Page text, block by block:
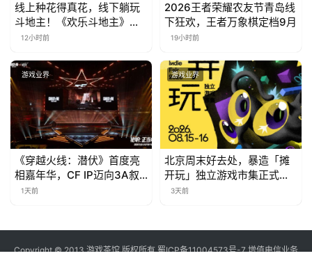
线上种花得真花，线下躺玩
斗地主！《欢乐斗地主》欢
乐中国行·云南站精彩盘点
12小时前
2026王者荣耀农友节青岛线
下狂欢，王者万象棋定档9月
19小时前
游戏业界
《穿越火线：潜伏》首度亮
相嘉年华，CF IP迈向3A叙
事新高度
1天前
游戏业界
北京周末好去处，暴造「摊
开玩」独立游戏市集正式开
票！
3天前
Copyright © 2013 游戏茶馆 版权所有蜀ICP备11004573号-7增值电信业务